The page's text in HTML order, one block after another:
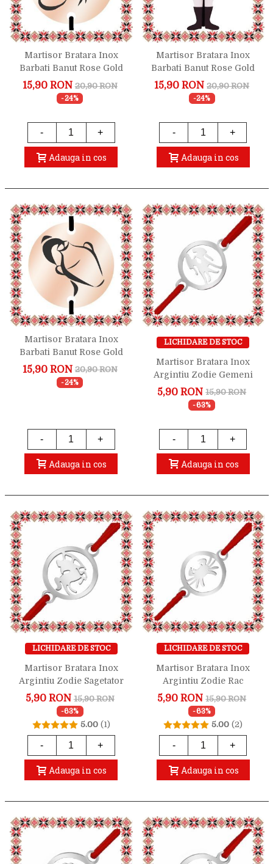
Martisor Bratara Inox
Barbati Banut Rose Gold
Zodiac Scorpion
15,90 RON 20,90 RON
-24%
- +
Adauga in cos
Martisor Bratara Inox
Barbati Banut Rose Gold
Zodiac Taur
15,90 RON 20,90 RON
-24%
- +
Adauga in cos
Martisor Bratara Inox
Barbati Banut Rose Gold
Zodiac Varsator
15,90 RON 20,90 RON
-24%
- +
Adauga in cos
LICHIDARE DE STOC
Martisor Bratara Inox
Argintiu Zodie Gemeni
5,90 RON 15,90 RON
-63%
- +
Adauga in cos
LICHIDARE DE STOC
Martisor Bratara Inox
Argintiu Zodie Sagetator
5,90 RON 15,90 RON
-63%
5.00 (1)
- +
Adauga in cos
LICHIDARE DE STOC
Martisor Bratara Inox
Argintiu Zodie Rac
5,90 RON 15,90 RON
-63%
5.00 (2)
- +
Adauga in cos